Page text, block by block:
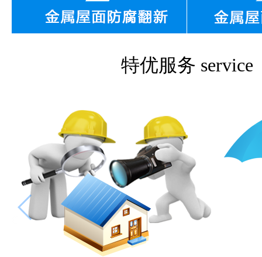
特优服务 service